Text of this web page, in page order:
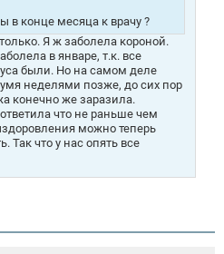
в конце месяца к врачу ?
Я ж заболела короной.
в январе, т.к. все
были. Но на самом деле
неделями позже, до сих пор
конечно же заразила.
что не раньше чем
можно теперь
Так что у нас опять все